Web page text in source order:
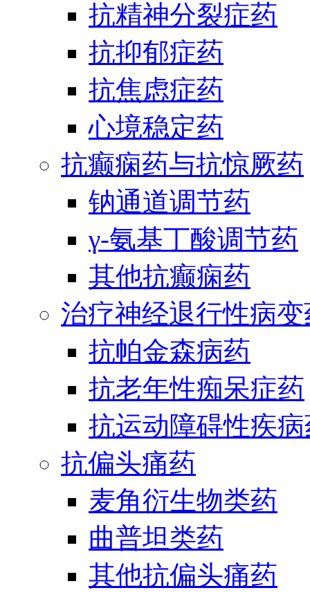
抗精神分裂症药
抗抑郁症药
抗焦虑症药
心境稳定药
抗癫痫药与抗惊厥药
钠通道调节药
γ-氨基丁酸调节药
其他抗癫痫药
治疗神经退行性病
抗帕金森病药
抗老年性痴呆症药
抗运动障碍性疾
抗偏头痛药
麦角衍生物类药
曲普坦类药
其他抗偏头痛药